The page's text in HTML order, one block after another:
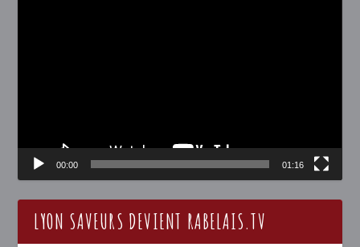
00:00 01:16
LYON SAVEURS DEVIENT RABELAIS.TV